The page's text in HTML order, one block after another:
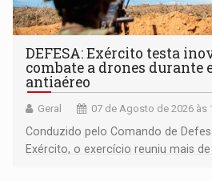
DEFESA: Exército testa
combate a drones durante
antiaéreo
Geral 07 de Agosto de 2026 às
Conduzido pelo Comando de
Exército, o exercício reuniu mais